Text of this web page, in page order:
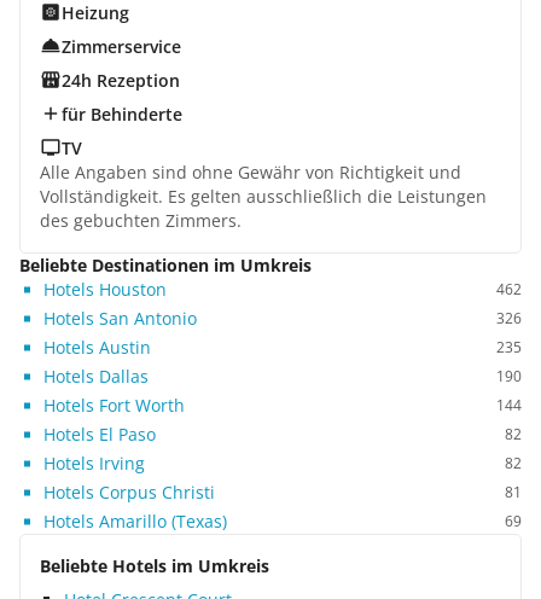
Heizung
Zimmerservice
24h Rezeption
für Behinderte
TV
Alle Angaben sind ohne Gewähr von Richtigkeit und
Vollständigkeit. Es gelten ausschließlich die Leistungen
des gebuchten Zimmers.
Beliebte Destinationen im Umkreis
Hotels Houston
462
Hotels San Antonio 326
Hotels Austin 235
Hotels Dallas 190
Hotels Fort Worth 144
Hotels El Paso 82
Hotels Irving 82
Hotels Corpus Christi 81
Hotels Amarillo (Texas) 69
Beliebte Hotels im Umkreis